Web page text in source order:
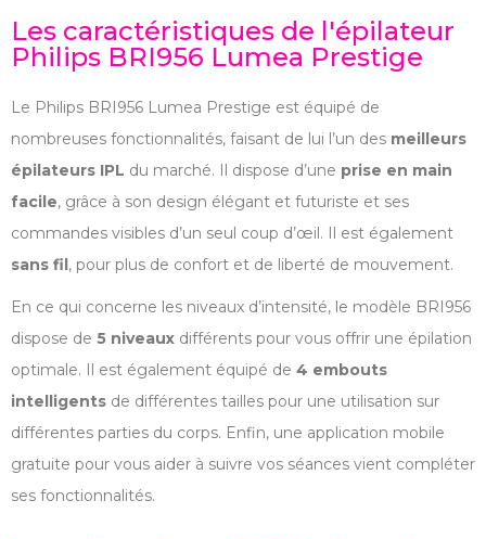
Les caractéristiques de l'épilateur
Philips BRI956 Lumea Prestige
Le Philips BRI956 Lumea Prestige est équipé de
nombreuses fonctionnalités, faisant de lui l’un des meilleurs
épilateurs IPL du marché. Il dispose d’une prise en main
facile, grâce à son design élégant et futuriste et ses
commandes visibles d’un seul coup d’œil. Il est également
sans fil, pour plus de confort et de liberté de mouvement.
En ce qui concerne les niveaux d’intensité, le modèle BRI956
dispose de 5 niveaux différents pour vous offrir une épilation
optimale. Il est également équipé de 4 embouts
intelligents de différentes tailles pour une utilisation sur
différentes parties du corps. Enfin, une application mobile
gratuite pour vous aider à suivre vos séances vient compléter
ses fonctionnalités.